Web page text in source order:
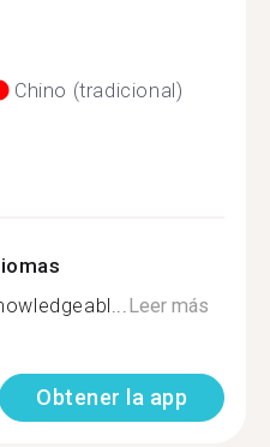
Chino (tradicional)
Leer más
Obtener la app